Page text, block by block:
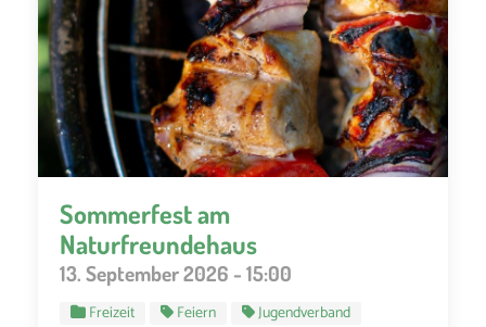
Sommerfest am
Naturfreundehaus
13. September 2026 - 15:00
Freizeit Feiern
Jugendverband